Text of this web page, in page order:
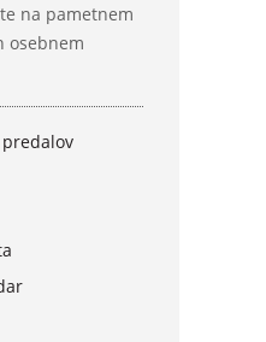
na pametnem
osebnem